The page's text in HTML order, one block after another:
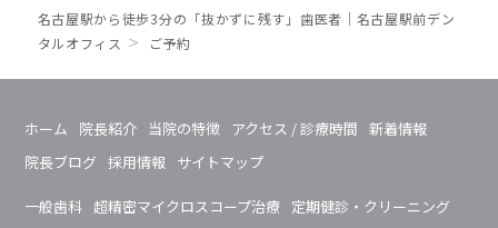
平日 10:00〜13:00 / 14:30〜19:00
土曜 9:00〜12:00 / 13:00〜17:00
採用情報
Recruit
名古屋駅から徒歩3分の「抜かずに残す」歯医者｜名古屋駅前デン
タルオフィス
ご予約
ホーム 院長紹介 当院の特徴 アクセス / 診療時間 新着情報
院長ブログ 採用情報 サイトマップ
一般歯科 超精密マイクロスコープ治療 定期健診・クリーニング